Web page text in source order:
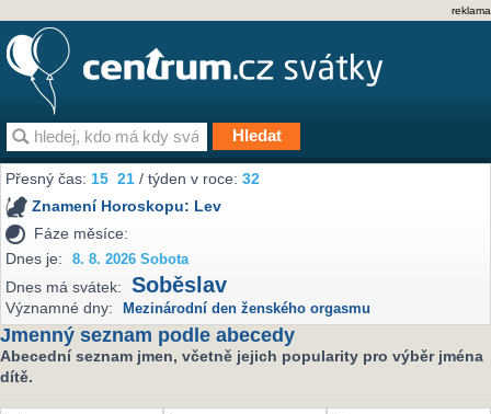
reklama
Přesný čas:15 21 / týden v roce:32
Znamení Horoskopu: Lev
Fáze měsíce:
Dnes je:
8. 8. 2026 Sobota
Dnes má svátek: Soběslav
Významné dny: Mezinárodní den ženského orgasmu
Jmenný seznam podle abecedy
Abecední seznam jmen, včetně jejich popularity pro výběr jména
dítě.